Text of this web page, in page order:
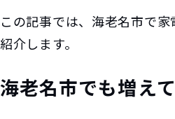
この記事では、海老名市で
紹介します。
海老名市でも増え